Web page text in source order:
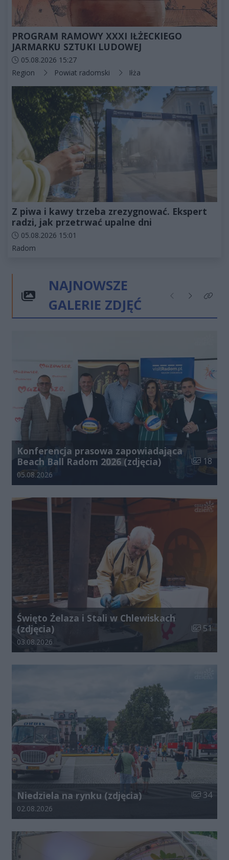
PROGRAM RAMOWY XXXI IŁŻECKIEGO
JARMARKU SZTUKI LUDOWEJ
Data dodania artykułu:
05.08.2026 15:27
Kategorie artykułu:
Region Powiat radomski Iłża
Z piwa i kawy trzeba zrezygnować. Ekspert
radzi, jak przetrwać upalne dni
Data dodania artykułu:
05.08.2026 15:01
Kategorie artykułu:
Radom
NAJNOWSZE
GALERIE ZDJĘĆ
Poprzednie
NastępneKliknij
Konferencja prasowa zapowiadająca
Beach Ball Radom 2026 (zdjęcia)
Liczba
18
Data dodania galerii:
05.08.2026
Święto Żelaza i Stali w Chlewiskach
(zdjęcia)
Liczba
51
Data dodania galerii:
03.08.2026
Niedziela na rynku (zdjęcia) Liczba
34
Data dodania galerii:
02.08.2026